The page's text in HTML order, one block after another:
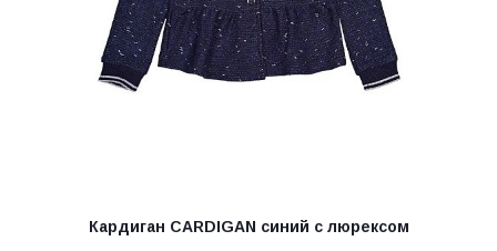
Кардиган CARDIGAN синий с люрексом